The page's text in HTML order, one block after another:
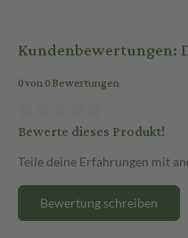
Kundenbewertungen:
0 von 0 Bewertungen
Bewerte dieses Produkt!
Teile deine Erfahrungen mit
Bewertung schreiben